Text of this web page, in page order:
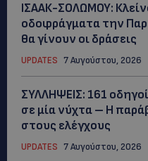
ΙΣΑΑΚ-ΣΟΛΩΜΟΥ:
οδοφράγματα την
θα γίνουν οι δράσεις
UPDATES 7 Αυγούστου, 2026
ΣΥΛΛΗΨΕΙΣ: 161
σε μία νύχτα – Η
στους ελέγχους
UPDATES 7 Αυγούστου, 2026